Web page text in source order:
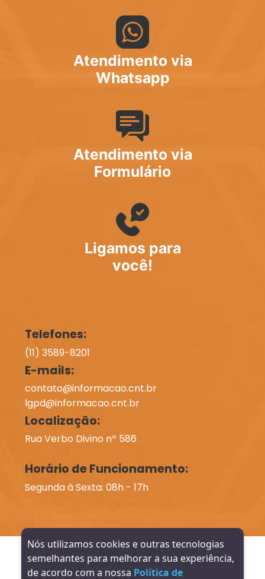
Atendimento via
Whatsapp
Atendimento via
Formulário
Ligamos para
você!
Telefones:
(11) 3589-8201
E-mails:
contato@informacao.cnt.br
lgpd@informacao.cnt.br
Localização:
Rua Verbo Divino nº 586
Horário de Funcionamento:
Segunda à Sexta: 08h - 17h
Direitos reservados à INFORMAÇÃO Contabilidade -
2026
Nós utilizamos cookies e outras tecnologias
semelhantes para melhorar a sua experiência,
de acordo com a nossa Política de